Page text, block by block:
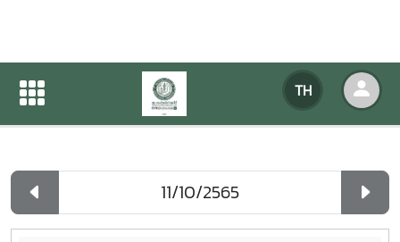
TH
ปฏิทินกิจกรรมของหน่วยงาน
ปฏิทินกิจกรรมของหน่วยงาน